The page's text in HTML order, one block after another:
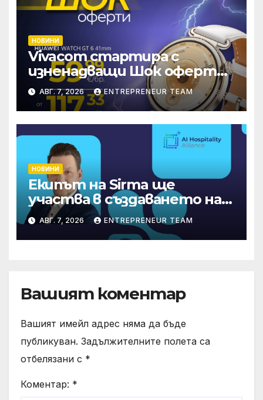
НОВИНИ
Vivacom стартира с
изненадващи Шок оферти
през август онлайн
АВГ. 7, 2026 ENTREPRENEUR TEAM
НОВИНИ
Екипът на Sirma ще
участва в създаването на
международните
стандарти за навлизане на
изкуствен интелект в
АВГ. 7, 2026 ENTREPRENEUR TEAM
Вашият коментар
Вашият имейл адрес няма да бъде
публикуван. Задължителните полета са
отбелязани с *
Коментар: *